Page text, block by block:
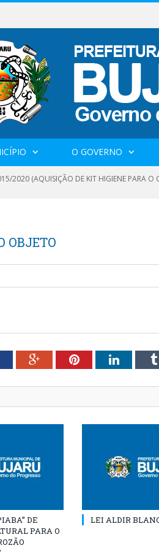
O GOVERNO
2020 (AQUISIÇÃO DE KIT HIGIENE PARA
OBJETO
Google+PinterestLinkedIn
DE
PARA O
LEI ALDIR